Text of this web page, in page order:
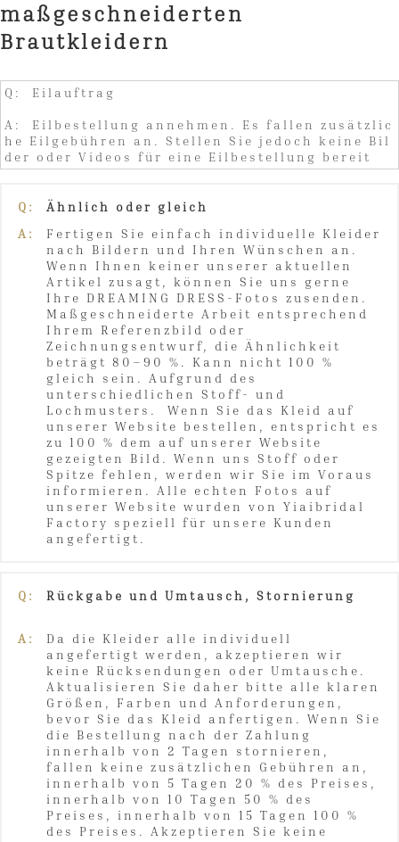
maßgeschneiderten
Brautkleidern
Q: Eilauftrag
A: Eilbestellung annehmen. Es fallen zusätzlic
he Eilgebühren an. Stellen Sie jedoch keine Bil
der oder Videos für eine Eilbestellung bereit
Q:
Ähnlich oder gleich
A:
Fertigen Sie einfach individuelle Kleider
nach Bildern und Ihren Wünschen an.
Wenn Ihnen keiner unserer aktuellen
Artikel zusagt, können Sie uns gerne
Ihre DREAMING DRESS-Fotos zusenden.
Maßgeschneiderte Arbeit entsprechend
Ihrem Referenzbild oder
Zeichnungsentwurf, die Ähnlichkeit
beträgt 80–90 %. Kann nicht 100 %
gleich sein. Aufgrund des
unterschiedlichen Stoff- und
Lochmusters. Wenn Sie das Kleid auf
unserer Website bestellen, entspricht es
zu 100 % dem auf unserer Website
gezeigten Bild. Wenn uns Stoff oder
Spitze fehlen, werden wir Sie im Voraus
informieren. Alle echten Fotos auf
unserer Website wurden von Yiaibridal
Factory speziell für unsere Kunden
angefertigt.
Q: Rückgabe und Umtausch, Stornierung
A:
Da die Kleider alle individuell
angefertigt werden, akzeptieren wir
keine Rücksendungen oder Umtausche.
Aktualisieren Sie daher bitte alle klaren
Größen, Farben und Anforderungen,
bevor Sie das Kleid anfertigen. Wenn Sie
die Bestellung nach der Zahlung
innerhalb von 2 Tagen stornieren,
fallen keine zusätzlichen Gebühren an,
innerhalb von 5 Tagen 20 % des Preises,
innerhalb von 10 Tagen 50 % des
Preises, innerhalb von 15 Tagen 100 %
des Preises. Akzeptieren Sie keine